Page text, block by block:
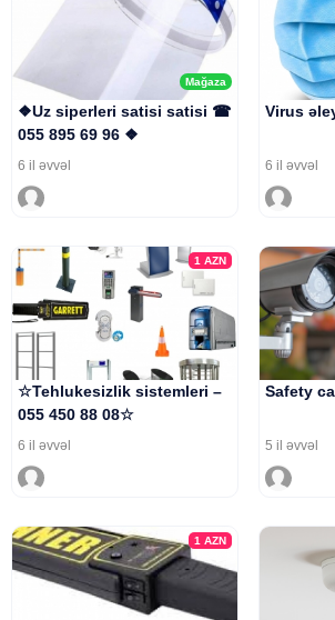
Mağaza
❖Uz siperleri satisi satisi ☎
055 895 69 96 ❖
6 il əvvəl
Virus
6 il əvvəl
1AZN
☆Tehlukesizlik sistemleri –
055 450 88 08☆
6 il əvvəl
Safety
5 il əvvəl
1AZN